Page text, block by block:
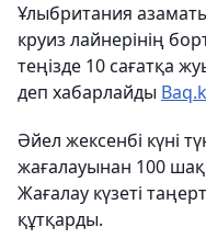
Ұлыбритания
круиз лайнерінің
теңізде 10 сағатқа
деп хабарлайды
Әйел жексенбі күні
жағалауынан 100
Жағалау күзеті
құтқарды.